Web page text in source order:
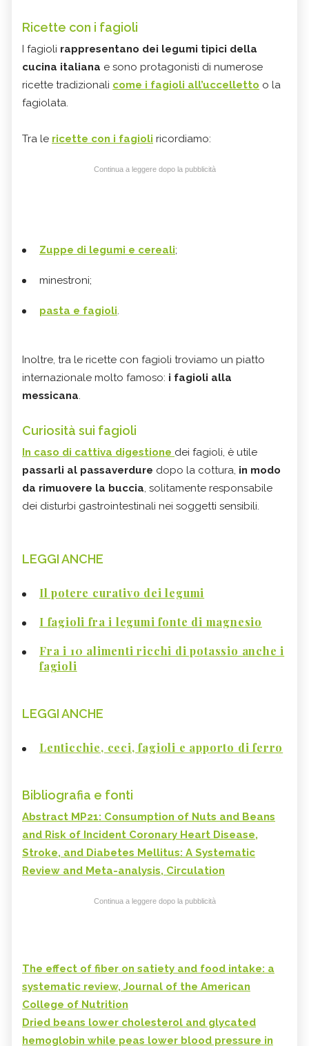
Ricette con i fagioli
I fagioli rappresentano dei legumi tipici della
cucina italiana e sono protagonisti di numerose
ricette tradizionali come i fagioli all’uccelletto o la
fagiolata.
Tra le ricette con i fagioli ricordiamo:
Continua a leggere dopo la pubblicità
Zuppe di legumi e cereali;
minestroni;
pasta e fagioli.
Inoltre, tra le ricette con fagioli troviamo un piatto
internazionale molto famoso: i fagioli alla
messicana.
Curiosità sui fagioli
In caso di cattiva digestione dei fagioli, è utile
passarli al passaverdure dopo la cottura, in modo
da rimuovere la buccia, solitamente responsabile
dei disturbi gastrointestinali nei soggetti sensibili.
LEGGI ANCHE
Il potere curativo dei legumi
I fagioli fra i legumi fonte di magnesio
Fra i 10 alimenti ricchi di potassio anche i
fagioli
LEGGI ANCHE
Lenticchie, ceci, fagioli e apporto di ferro
Bibliografia e fonti
Abstract MP21: Consumption of Nuts and Beans
and Risk of Incident Coronary Heart Disease,
Stroke, and Diabetes Mellitus: A Systematic
Review and Meta-analysis, Circulation
Continua a leggere dopo la pubblicità
The effect of fiber on satiety and food intake: a
systematic review, Journal of the American
College of Nutrition
Dried beans lower cholesterol and glycated
hemoglobin while peas lower blood pressure in